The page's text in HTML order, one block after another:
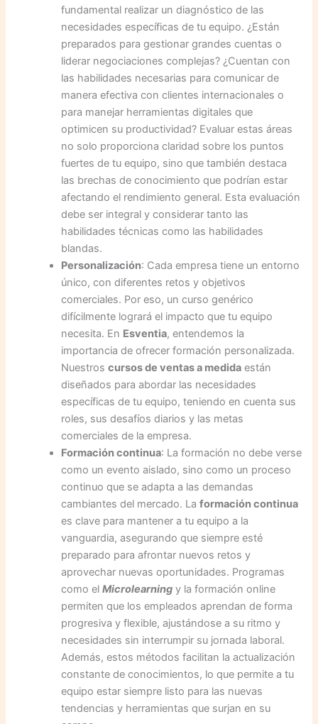
fundamental realizar un diagnóstico de las
necesidades específicas de tu equipo. ¿Están
preparados para gestionar grandes cuentas o
liderar negociaciones complejas? ¿Cuentan con
las habilidades necesarias para comunicar de
manera efectiva con clientes internacionales o
para manejar herramientas digitales que
optimicen su productividad? Evaluar estas áreas
no solo proporciona claridad sobre los puntos
fuertes de tu equipo, sino que también destaca
las brechas de conocimiento que podrían estar
afectando el rendimiento general. Esta evaluación
debe ser integral y considerar tanto las
habilidades técnicas como las habilidades
blandas.
Personalización: Cada empresa tiene un entorno
único, con diferentes retos y objetivos
comerciales. Por eso, un curso genérico
difícilmente logrará el impacto que tu equipo
necesita. En Esventia, entendemos la
importancia de ofrecer formación personalizada.
Nuestroscursos de ventas a medida están
diseñados para abordar las necesidades
específicas de tu equipo, teniendo en cuenta sus
roles, sus desafíos diarios y las metas
comerciales de la empresa.
Formación continua: La formación no debe verse
como un evento aislado, sino como un proceso
continuo que se adapta a las demandas
cambiantes del mercado. Laformación continua
es clave para mantener a tu equipo a la
vanguardia, asegurando que siempre esté
preparado para afrontar nuevos retos y
aprovechar nuevas oportunidades. Programas
como elMicrolearning y la formación online
permiten que los empleados aprendan de forma
progresiva y flexible, ajustándose a su ritmo y
necesidades sin interrumpir su jornada laboral.
Además, estos métodos facilitan la actualización
constante de conocimientos, lo que permite a tu
equipo estar siempre listo para las nuevas
tendencias y herramientas que surjan en su